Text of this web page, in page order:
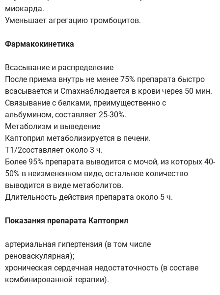
миокарда.
Уменьшает агрегацию тромбоцитов.
Фармакокинетика
Всасывание и распределение
После приема внутрь не менее 75% препарата быстро
всасывается и Cmaxнаблюдается в крови через 50 мин.
Связывание с белками, преимущественно с
альбумином, составляет 25-30%.
Метаболизм и выведение
Каптоприл метаболизируется в печени.
T1/2составляет около 3 ч.
Более 95% препарата выводится с мочой, из которых 40-
50% в неизмененном виде, остальное количество
выводится в виде метаболитов.
Длительность действия препарата около 5 ч.
Показания препарата Каптоприл
артериальная гипертензия (в том числе
реноваскулярная);
хроническая сердечная недостаточность (в составе
комбинированной терапии).